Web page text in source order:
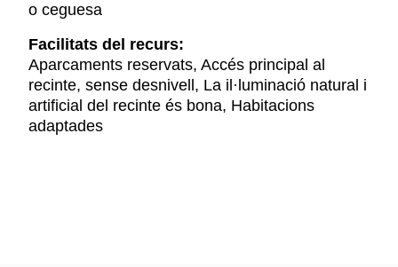
o ceguesa
Facilitats del recurs:
Aparcaments reservats, Accés principal al
recinte, sense desnivell, La il·luminació natural i
artificial del recinte és bona, Habitacions
adaptades